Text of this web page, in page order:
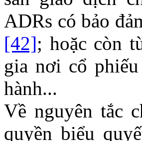
ADRs có bảo
[42]; hoặc còn
gia nơi cổ
hành...
Về nguyên tắc
quyền biểu